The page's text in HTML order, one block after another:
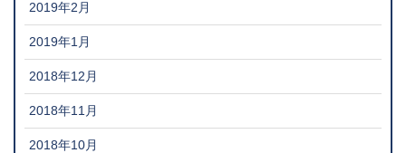
2019年2月
2019年1月
2018年12月
2018年11月
2018年10月